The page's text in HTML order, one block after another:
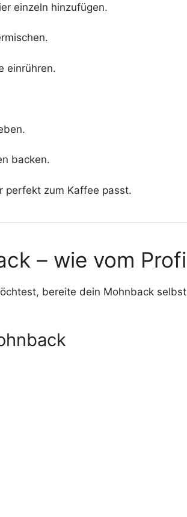
einzeln hinzufügen.
einrühren.
backen.
perfekt zum Kaffee passt.
– wie vom Profi
bereite dein Mohnback selbst